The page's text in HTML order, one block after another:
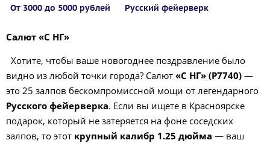
От 3000 до 5000 рублей Русский фейерверк
Салют «С НГ»
Хотите, чтобы ваше новогоднее поздравление было
видно из любой точки города? Салют «С НГ» (Р7740) —
это 25 залпов бескомпромиссной мощи от легендарного
Русского фейерверка. Если вы ищете в Красноярске
подарок, который не затеряется на фоне соседских
залпов, то этот крупный калибр 1.25 дюйма — ваш